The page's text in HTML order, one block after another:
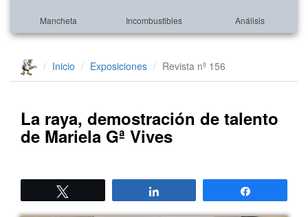
Mancheta Incombustibles Análisis
Inicio Exposiciones Revista nº 156
La raya, demostración de talento
de Mariela Gª Vives